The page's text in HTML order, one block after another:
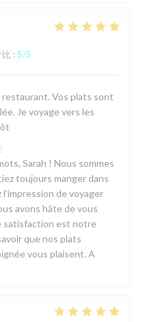
比 : 5/5
Vos plats sont
Je voyage vers les
Sarah ! Nous sommes
toujours manger dans
de voyager
avons hâte de vous
satisfaction est notre
que nos plats
vous plaisent. A